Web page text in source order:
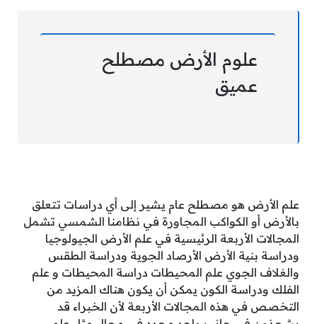
علوم الأرض مصطلح
عميق
علم الأرض هو مصطلح عام يشير إلى أي دراسات تتعلق
بالأرض أو الكواكب المجاورة في نظامنا الشمسي تشمل
المجالات الأربعة الرئيسية في علم الأرض الجيولوجيا
ودراسة بنية الأرض الأرصاد الجوية ودراسة الطقس
والغلاف الجوي علم المحيطات دراسة المحيطات و علم
الفلك ودراسة الكون يمكن أن يكون هناك المزيد من
التخصص في هذه المجالات الأربعة لأن الخبراء قد